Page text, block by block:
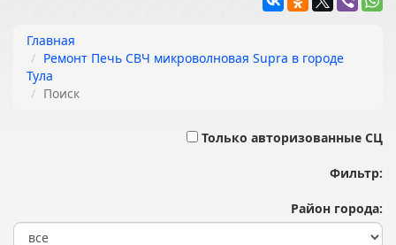
Главная
Ремонт Печь СВЧ микроволновая Supra в городе
Тула
Поиск
Только авторизованные СЦ
Фильтр:
Район города: